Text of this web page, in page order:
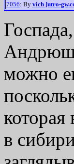
7056: By vich [utro-
можно
в